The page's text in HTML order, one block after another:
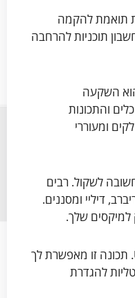
תואמת להקמה
תוכניות להרחבה
השקעה
והתכונות
ומעוררי
לשקול. רבים
דיליי ומסננים.
למיקסים שלך.
כמה מיקסרים כוללים חיבור USB. תכונה זו מאפשרת לך
להגדרת